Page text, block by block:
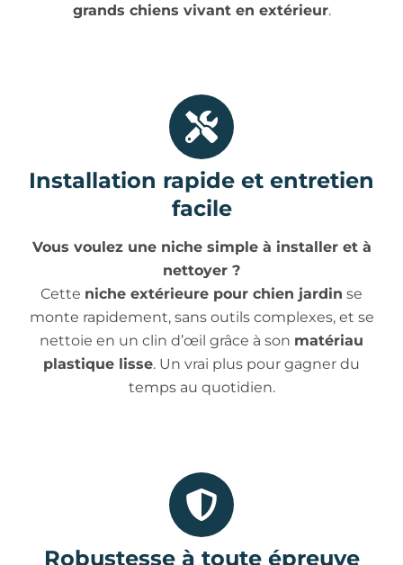
grands chiens vivant en extérieur.
Installation rapide et entretien
facile
Vous voulez une niche simple à installer et à
nettoyer ?
Cette niche extérieure pour chien jardin se
monte rapidement, sans outils complexes, et se
nettoie en un clin d’œil grâce à son matériau
plastique lisse. Un vrai plus pour gagner du
temps au quotidien.
Robustesse à toute épreuve